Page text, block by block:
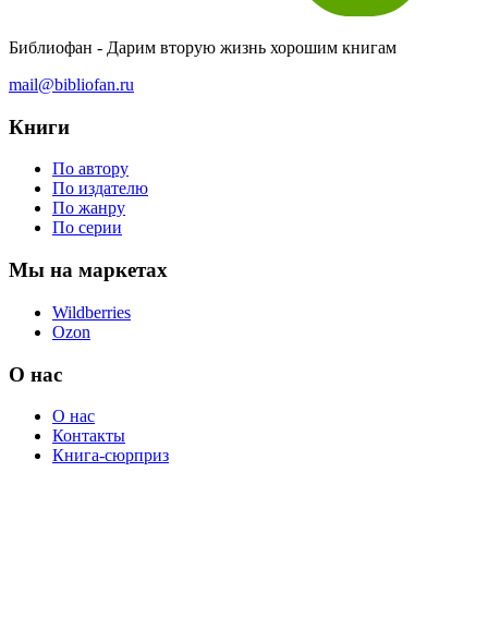
Библиофан - Дарим вторую жизнь хорошим книгам
mail@bibliofan.ru
Книги
По автору
По издателю
По жанру
По серии
Мы на маркетах
Wildberries
Ozon
О нас
О нас
Контакты
Книга-сюрприз